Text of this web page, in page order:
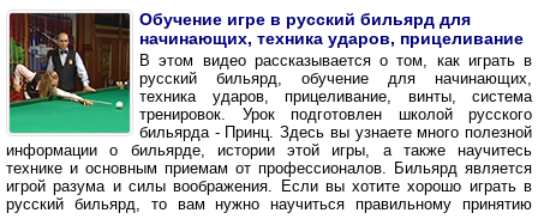
Обучение игре в русский бильярд для
начинающих, техника ударов, прицеливание
В этом видео рассказывается о том, как играть в
русский бильярд, обучение для начинающих,
техника ударов, прицеливание, винты, система
тренировок. Урок подготовлен школой русского
бильярда - Принц. Здесь вы узнаете много полезной
информации о бильярде, истории этой игры, а также научитесь
технике и основным приемам от профессионалов. Бильярд является
игрой разума и силы воображения. Если вы хотите хорошо играть в
русский бильярд, то вам нужно научиться правильному принятию